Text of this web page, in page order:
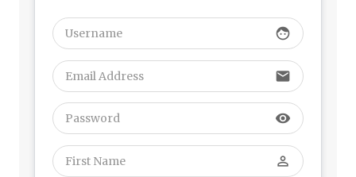
face
email
visibility
perm_identity